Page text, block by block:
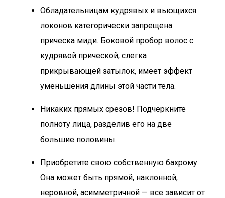
Обладательницам кудрявых и вьющихся
локонов категорически запрещена
прическа миди. Боковой пробор волос с
кудрявой прической, слегка
прикрывающей затылок, имеет эффект
уменьшения длины этой части тела.
Никаких прямых срезов! Подчеркните
полноту лица, разделив его на две
большие половины.
Приобретите свою собственную бахрому.
Она может быть прямой, наклонной,
неровной, асимметричной — все зависит от